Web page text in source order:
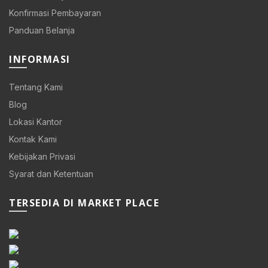
Konfirmasi Pembayaran
Panduan Belanja
INFORMASI
Tentang Kami
Blog
Lokasi Kantor
Kontak Kami
Kebijakan Privasi
Syarat dan Ketentuan
TERSEDIA DI MARKET PLACE